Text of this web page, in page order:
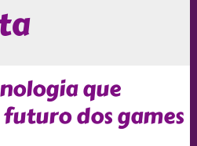
que
dos games